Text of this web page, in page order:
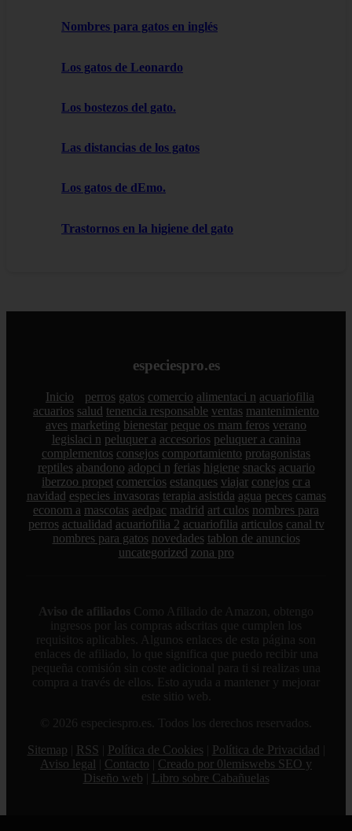
Nombres para gatos en inglés
Los gatos de Leonardo
Los bostezos del gato.
Las distancias de los gatos
Los gatos de dEmo.
Trastornos en la higiene del gato
especiespro.es
Inicio perros gatos comercio alimentaci n acuariofilia
acuarios salud tenencia responsable ventas mantenimiento
aves marketing bienestar peque os mam feros verano
legislaci n peluquer a accesorios peluquer a canina
complementos consejos comportamiento protagonistas
reptiles abandono adopci n ferias higiene snacks acuario
iberzoo propet comercios estanques viajar conejos cr a
navidad especies invasoras terapia asistida agua peces camas
econom a mascotas aedpac madrid art culos nombres para
perros actualidad acuariofilia 2 acuariofilia articulos canal tv
nombres para gatos novedades tablon de anuncios
uncategorized zona pro
Aviso de afiliados Como Afiliado de Amazon, obtengo
ingresos por las compras adscritas que cumplen los
requisitos aplicables. Algunos enlaces de esta página son
enlaces de afiliado, lo que significa que puedo recibir una
pequeña comisión sin coste adicional para ti si realizas una
compra a través de ellos. Esto ayuda a mantener y mejorar
este sitio web.
© 2026 especiespro.es. Todos los derechos reservados.
Sitemap
RSS Política de Cookies Política de Privacidad
Aviso legal
Contacto
Creado por 0lemiswebs SEO y
Diseño web
Libro sobre Cabañuelas